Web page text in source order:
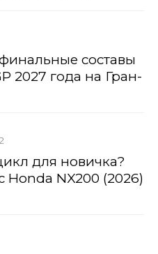
составы
2027 года на Гран-
для новичка?
Honda NX200 (2026)